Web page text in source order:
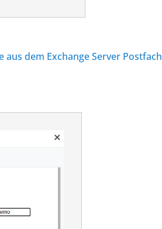
dem Exchange Server Postfach